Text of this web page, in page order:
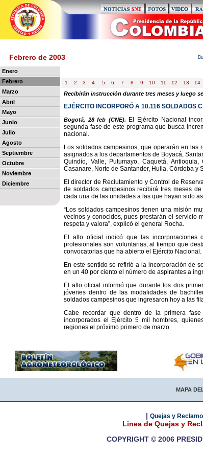
Febrero de 2003 B
Enero
Febrero
Marzo
Abril
Mayo
Junio
Julio
Agosto
Septiembre
Octubre
Noviembre
Diciembre
1 2 3 4 5 6 7 8 9 10 11 12 13 14
Recibirán instrucción durante tres meses y luego
EJÉRCITO INCORPORÓ A 10.116 SOLDADOS
Bogotá, 28 feb (CNE).
El Ejército Nacional
segunda fase de este programa que busca
nacional.
Los soldados campesinos, que operarán en
asignados a los departamentos de Boyacá,
Quindío, Valle, Putumayo, Caquetá,
Casanare, Norte de Santander, Huila, Córdoba y
El director de Reclutamiento y Control de
de soldados campesinos recibirá tres meses
cada una de las unidades a las que hayan sido
“Los soldados campesinos tienen una misión
vecinos y conocidos, pues prestarán el servicio
respeta y valora”, explicó el general Rocha.
El alto oficial indicó que las incorporaciones
profesionales son voluntarias, al tiempo que
convocatorias que ha abierto el Ejército Nacional.
En este sentido se refirió a la incorporación de
en un 40 por ciento el número de aspirantes a
El alto oficial informó que durante los dos
jóvenes dentro de las modalidades de
soldados campesinos que ingresaron hoy a las
Cabe recordar que dentro de la primera
incorporados el Ejército 5 mil hombres,
regiones el próximo primero de marzo
MAPA
| Quejas y
Linea de Quejas y
COPYRIGHT © 2006